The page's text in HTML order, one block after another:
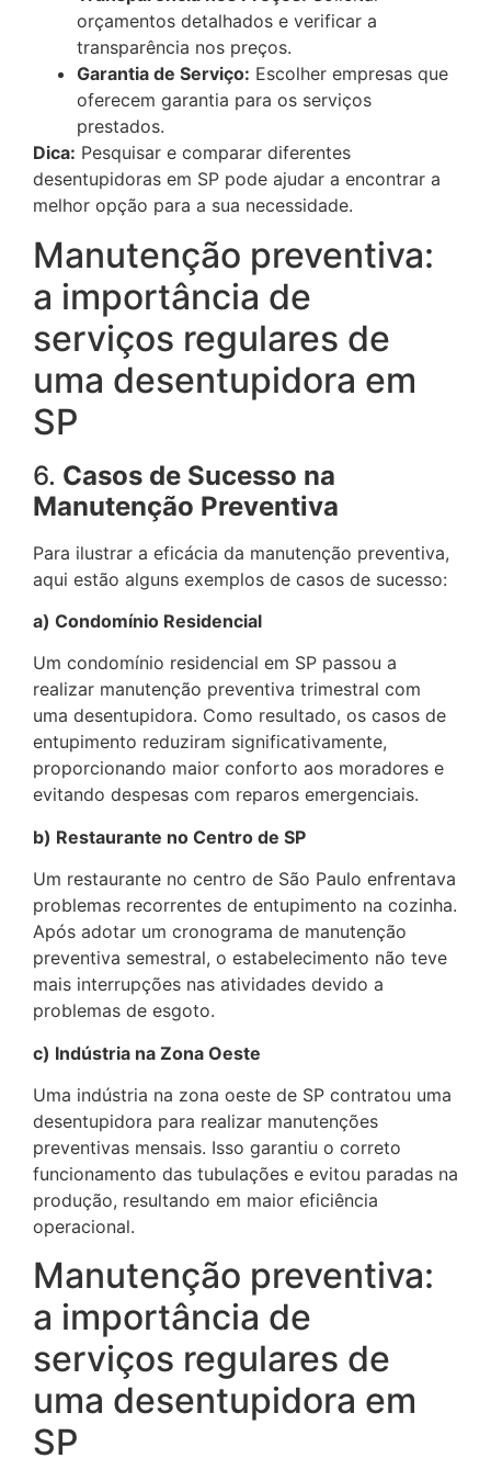
orçamentos detalhados e verificar a
transparência nos preços.
Garantia de Serviço: Escolher empresas que
oferecem garantia para os serviços
prestados.
Dica: Pesquisar e comparar diferentes
desentupidoras em SP pode ajudar a encontrar a
melhor opção para a sua necessidade.
Manutenção preventiva:
a importância de
serviços regulares de
uma desentupidora em
SP
6. Casos de Sucesso na
Manutenção Preventiva
Para ilustrar a eficácia da manutenção preventiva,
aqui estão alguns exemplos de casos de sucesso:
a) Condomínio Residencial
Um condomínio residencial em SP passou a
realizar manutenção preventiva trimestral com
uma desentupidora. Como resultado, os casos de
entupimento reduziram significativamente,
proporcionando maior conforto aos moradores e
evitando despesas com reparos emergenciais.
b) Restaurante no Centro de SP
Um restaurante no centro de São Paulo enfrentava
problemas recorrentes de entupimento na cozinha.
Após adotar um cronograma de manutenção
preventiva semestral, o estabelecimento não teve
mais interrupções nas atividades devido a
problemas de esgoto.
c) Indústria na Zona Oeste
Uma indústria na zona oeste de SP contratou uma
desentupidora para realizar manutenções
preventivas mensais. Isso garantiu o correto
funcionamento das tubulações e evitou paradas na
produção, resultando em maior eficiência
operacional.
Manutenção preventiva:
a importância de
serviços regulares de
uma desentupidora em
SP